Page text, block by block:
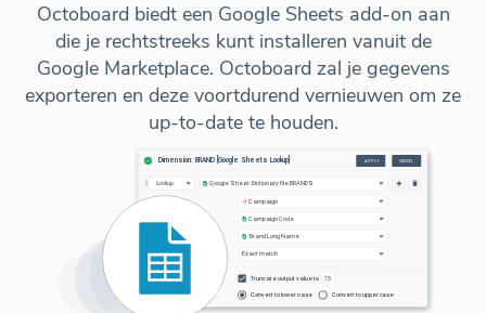
Octoboard biedt een Google Sheets add-on aan
die je rechtstreeks kunt installeren vanuit de
Google Marketplace. Octoboard zal je gegevens
exporteren en deze voortdurend vernieuwen om ze
up-to-date te houden.